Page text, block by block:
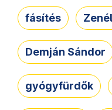
fásítés
Demján Sándor
gyógyfürdők